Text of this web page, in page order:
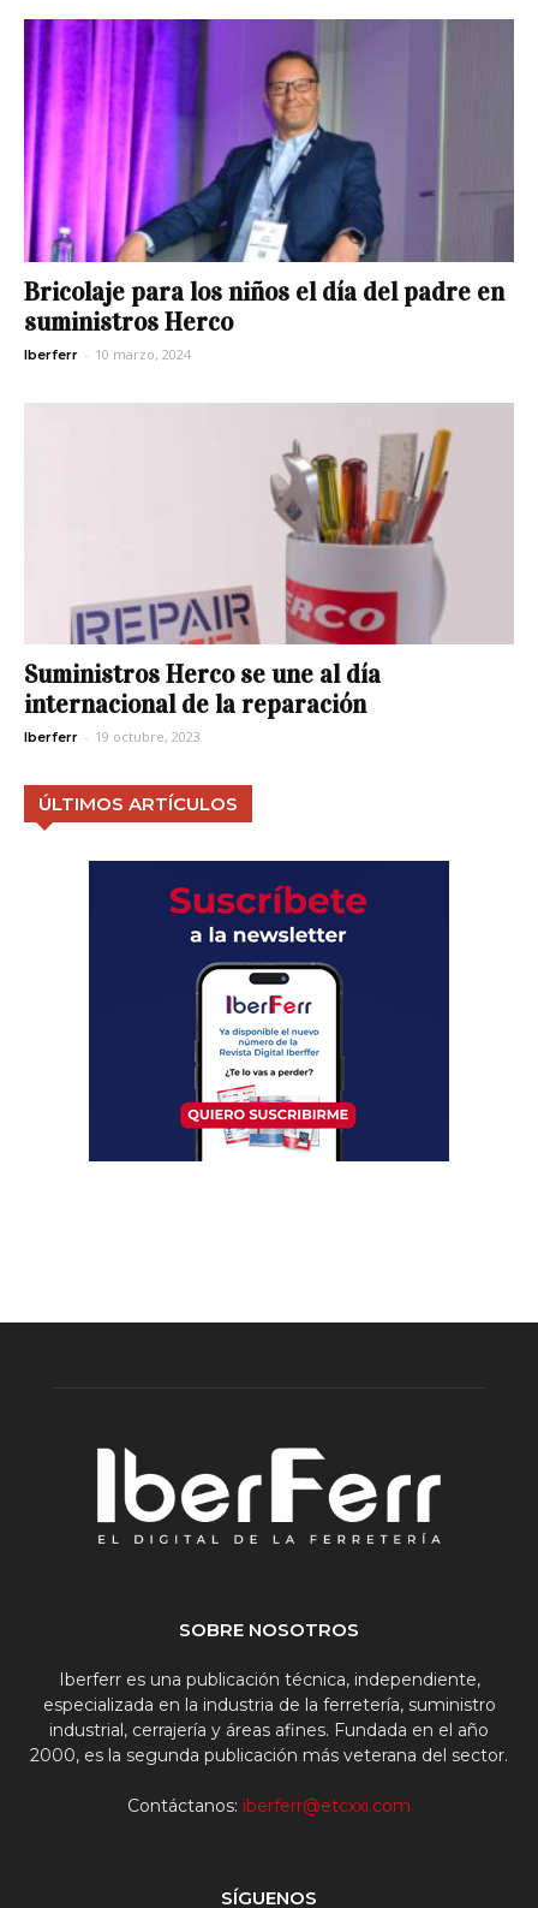
Bricolaje para los niños el día del padre en
suministros Herco
Iberferr - 10 marzo, 2024
Suministros Herco se une al día
internacional de la reparación
Iberferr - 19 octubre, 2023
ÚLTIMOS ARTÍCULOS
SOBRE NOSOTROS
Iberferr es una publicación técnica, independiente,
especializada en la industria de la ferretería, suministro
industrial, cerrajería y áreas afines. Fundada en el año
2000, es la segunda publicación más veterana del sector.
Contáctanos: iberferr@etcxxi.com
SÍGUENOS